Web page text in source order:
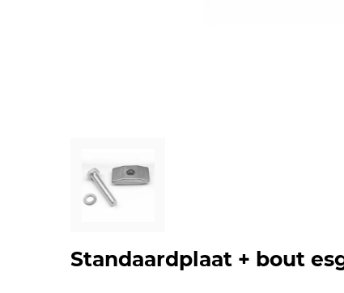
Standaardplaat + bout